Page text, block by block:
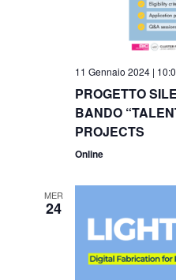
11 Gennaio 2024 |
PROGETTO
BANDO
PROJECTS
Online
MER
24